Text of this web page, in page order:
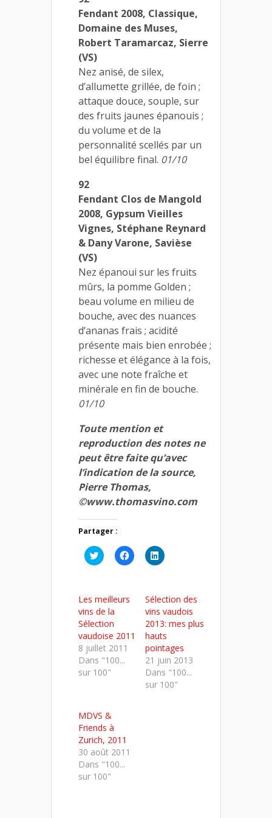
Fendant 2008, Classique,
Domaine des Muses,
Robert Taramarcaz, Sierre
(VS)
Nez anisé, de silex,
d’allumette grillée, de foin ;
attaque douce, souple, sur
des fruits jaunes épanouis ;
du volume et de la
personnalité scellés par un
bel équilibre final. 01/10
92
Fendant Clos de Mangold
2008, Gypsum Vieilles
Vignes, Stéphane Reynard
& Dany Varone, Savièse
(VS)
Nez épanoui sur les fruits
mûrs, la pomme Golden ;
beau volume en milieu de
bouche, avec des nuances
d’ananas frais ; acidité
présente mais bien enrobée ;
richesse et élégance à la fois,
avec une note fraîche et
minérale en fin de bouche.
01/10
Toute mention et
reproduction des notes ne
peut être faite qu’avec
l’indication de la source,
Pierre Thomas,
©www.thomasvino.com
Partager :
Cliquez
pour
dans
une
nouvelle
fenêtre)
Cliquez
pour
nouvelle
fenêtre)
Cliquez
pour
une
nouvelle
fenêtre)
Les meilleurs
vins de la
Sélection
vaudoise 2011
8 juillet 2011
Dans "100...
sur 100"
Sélection des
vins vaudois
2013: mes plus
hauts
pointages
21 juin 2013
Dans "100...
sur 100"
MDVS &
Friends à
Zurich, 2011
30 août 2011
Dans "100...
sur 100"